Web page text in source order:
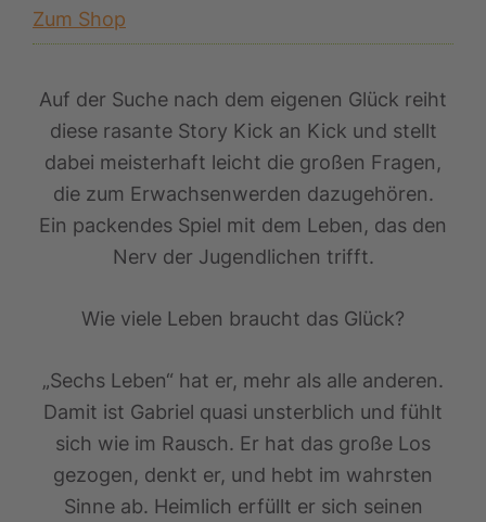
Zum Shop
Auf der Suche nach dem eigenen Glück reiht
diese rasante Story Kick an Kick und stellt
dabei meisterhaft leicht die großen Fragen,
die zum Erwachsenwerden dazugehören.
Ein packendes Spiel mit dem Leben, das den
Nerv der Jugendlichen trifft.
Wie viele Leben braucht das Glück?
„Sechs Leben“ hat er, mehr als alle anderen.
Damit ist Gabriel quasi unsterblich und fühlt
sich wie im Rausch. Er hat das große Los
gezogen, denkt er, und hebt im wahrsten
Sinne ab. Heimlich erfüllt er sich seinen